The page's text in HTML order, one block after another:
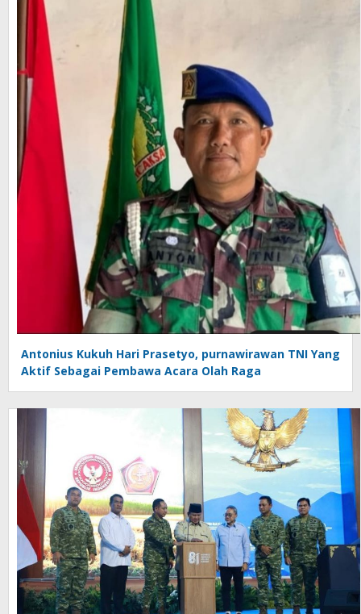
Antonius Kukuh Hari Prasetyo, purnawirawan TNI Yang
Aktif Sebagai Pembawa Acara Olah Raga